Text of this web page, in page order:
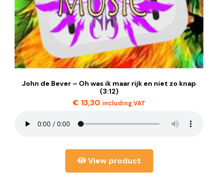
John de Bever – Oh was ik maar rijk en niet zo knap
(3:12)
€ 13,30 including VAT
View product